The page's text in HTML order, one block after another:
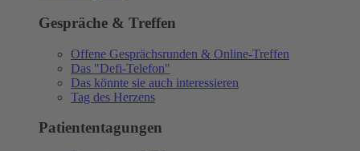
Gespräche & Treffen
Offene Gesprächsrunden & Online-Treffen
Das "Defi-Telefon"
Das könnte sie auch interessieren
Tag des Herzens
Patiententagungen